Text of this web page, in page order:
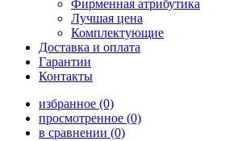
Фирменная атрибутика
Лучшая цена
Комплектующие
Доставка и оплата
Гарантии
Контакты
избранное (0)
просмотренное (0)
в сравнении (0)